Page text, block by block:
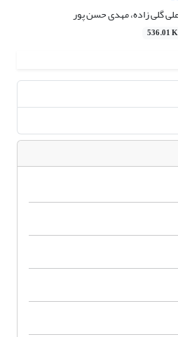
گلی زاده، مهدی حسن پور
536.01 K